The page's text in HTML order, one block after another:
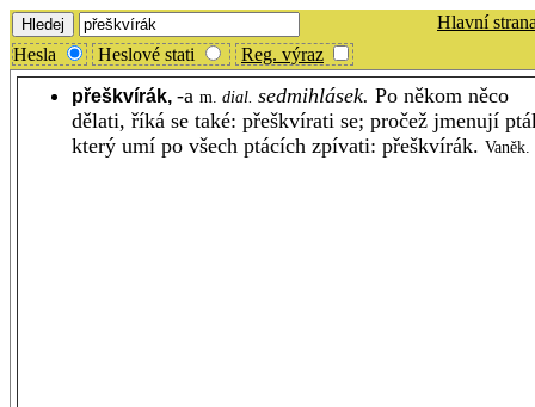
Hlavní
Hesla
Heslové stati Reg. výraz
přeškvírák, -a m. dial. sedmihlásek. Po někom něco
dělati, říká se také: přeškvírati se; pročež jmenují
který umí po všech ptácích zpívati: přeškvírák. Vaněk.